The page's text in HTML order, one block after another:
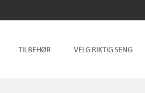
TILBEHØR VELG RIKTIG SENG